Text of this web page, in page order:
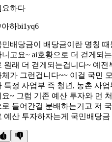
요하다
아하bi1yq6
민배당금이 배당금이란 명칭
니고요~ ai호황으로 더 걷게되
원래 더 걷게되는겁니다~ 예
체가 그런겁니다~~ 이걸 국민
특정 사업부 즉 청년, 농촌 사
요~ 그럼 기존 예산 투자와 먼
로 들어간걸 분배하는거고 저
예산 투자하자는게 국민배당금